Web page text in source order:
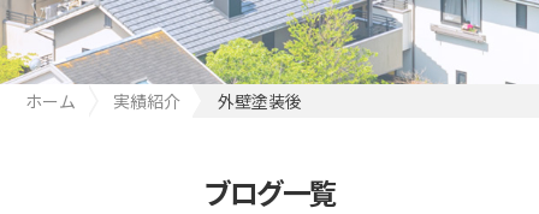
ホーム 実績紹介 外壁塗装後
ブログ一覧